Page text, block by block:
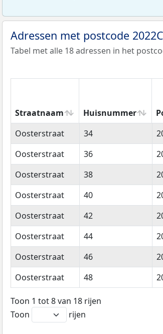
Adressen met postcode
Tabel met alle 18 adressen in het
Straatnaam Huisnummer
Straatnaam
Huisnummer
Oosterstraat 34
Oosterstraat
36
Oosterstraat
38
Oosterstraat
40
Oosterstraat
42
Oosterstraat
44
Oosterstraat
46
Oosterstraat
48
Toon 1 tot 8 van 18 rijen
Toon
rijen